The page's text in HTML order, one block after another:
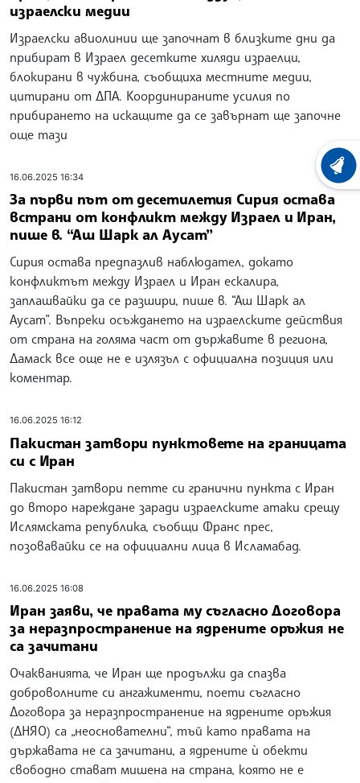
израелски медии
Израелски авиолинии ще започнат в близките дни да
прибират в Израел десетките хиляди израелци,
блокирани в чужбина, съобщиха местните медии,
цитирани от ДПА. Координираните усилия по
прибирането на искащите да се завърнат ще започне
още тази
16.06.2025 16:34
За първи път от десетилетия Сирия остава
встрани от конфликт между Израел и Иран,
пише в. “Аш Шарк ал Аусат”
Сирия остава предпазлив наблюдател, докато
конфликтът между Израел и Иран ескалира,
заплашвайки да се разшири, пише в. “Аш Шарк ал
Аусат”. Въпреки осъждането на израелските действия
от страна на голяма част от държавите в региона,
Дамаск все още не е излязъл с официална позиция или
коментар.
16.06.2025 16:12
Пакистан затвори пунктовете на границата
си с Иран
Пакистан затвори петте си гранични пункта с Иран
до второ нареждане заради израелските атаки срещу
Ислямската република, съобщи Франс прес,
позовавайки се на официални лица в Исламабад.
16.06.2025 16:08
Иран заяви, че правата му съгласно Договора
за неразпространение на ядрените оръжия не
са зачитани
Очакванията, че Иран ще продължи да спазва
доброволните си ангажименти, поети съгласно
Договора за неразпространение на ядрените оръжия
(ДНЯО) са „неоснователни“, тъй като правата на
държавата не са зачитани, а ядрените ѝ обекти
свободно стават мишена на страна, която не е